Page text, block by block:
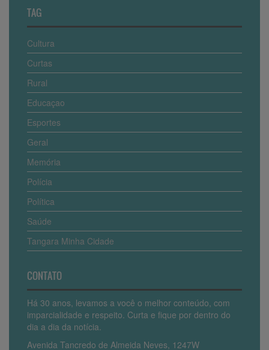
TAG
Cultura
Curtas
Rural
Educaçao
Esportes
Geral
Memória
Polícia
Política
Saúde
Tangara Minha Cidade
CONTATO
Há 30 anos, levamos a você o melhor conteúdo, com
imparcialidade e respeito. Curta e fique por dentro do
dia a dia da notícia.
Avenida Tancredo de Almeida Neves, 1247W